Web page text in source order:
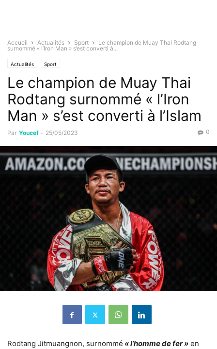
Accueil Actualités Sport
Le champion de Muay Thai Rodtang
surnommé « l’Iron Man » s’est converti à...
Actualités Sport
Le champion de Muay Thai
Rodtang surnommé « l’Iron
Man » s’est converti à l’Islam
Par Youcef - 25/05/2023 0
Rodtang Jitmuangnon, surnommé « l’homme de fer » en